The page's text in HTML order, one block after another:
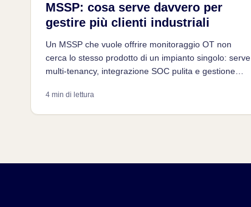
MSSP: cosa serve davvero per
gestire più clienti industriali
Un MSSP che vuole offrire monitoraggio OT non
cerca lo stesso prodotto di un impianto singolo: serve
multi-tenancy, integrazione SOC pulita e gestione
soluzione gestibile da un incubo operativo.
4 min di lettura